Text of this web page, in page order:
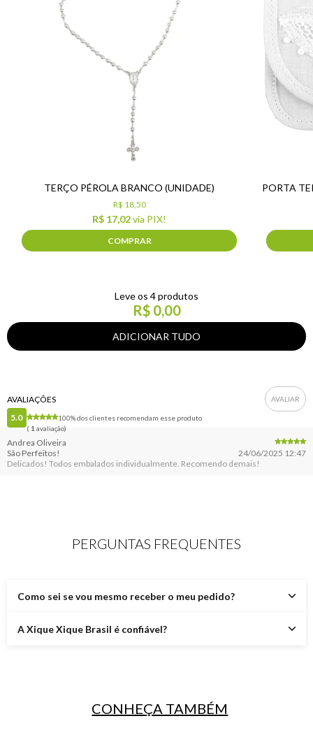
TERÇO PÉROLA BRANCO (UNIDADE)
R$ 17,02via PIX!
R$ 18,50
COMPRAR
PORTA
Leve os 4 produtos
R$ 0,00
AVALIAÇÕES
5.0
( 1 avaliação)
100% dos clientes recomendam esse produto
Andrea Oliveira
24/06/2025 12:47
São Perfeitos!
Delicados! Todos embalados individualmente. Recomendo demais!
PERGUNTAS FREQUENTES
Como sei se vou mesmo receber o meu pedido?
A Xique Xique Brasil é confiável?
CONHEÇA TAMBÉM